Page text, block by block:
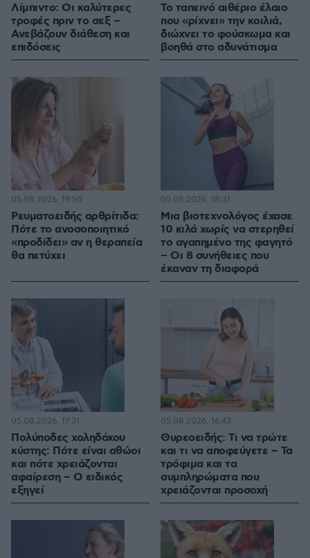
Λίμπιντο: Οι καλύτερες
τροφές πριν το σεξ –
Ανεβάζουν διάθεση και
επιδόσεις
Το ταπεινό αιθέριο έλαιο
που «ρίχνει» την κοιλιά,
διώχνει το φούσκωμα και
βοηθά στο αδυνάτισμα
Ρευματοειδής αρθρίτιδα:
Πότε το ανοσοποιητικό
«προδίδει» αν η θεραπεία
θα πετύχει
05.08.2026, 19:50
Μια βιοτεχνολόγος έχασε
10 κιλά χωρίς να στερηθεί
το αγαπημένο της φαγητό
– Οι 8 συνήθειες που
έκαναν τη διαφορά
05.08.2026, 18:31
Πολύποδες χοληδόχου
κύστης: Πότε είναι αθώοι
και πότε χρειάζονται
αφαίρεση – Ο ειδικός
εξηγεί
05.08.2026, 17:31
Θυρεοειδής: Τι να τρώτε
και τι να αποφεύγετε – Τα
τρόφιμα και τα
συμπληρώματα που
χρειάζονται προσοχή
05.08.2026, 16:43